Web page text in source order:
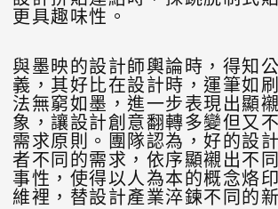
更具趣味性。
與墨映的設計師輿論時，得知
義，其好比在設計時，運筆如
法無窮如墨，進一步表現出顯
象，讓設計創意翻轉多變但又
需求原則。團隊認為，好的設
者不同的需求，依序顯襯出不
事性，使得以人為本的概念烙
維裡，替設計產業淬鍊不同的